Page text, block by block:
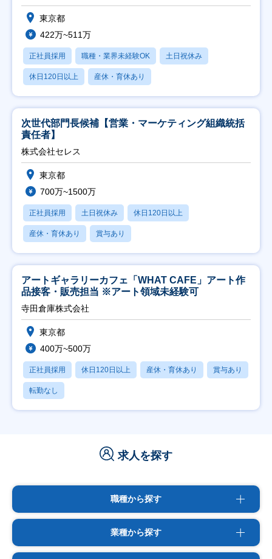
東京都
422万~511万
正社員採用 職種・業界未経験OK 土日祝休み
休日120日以上 産休・育休あり
次世代部門長候補【営業・マーケティング組織統括
責任者】
株式会社セレス
東京都
700万~1500万
正社員採用 土日祝休み 休日120日以上
産休・育休あり 賞与あり
アートギャラリーカフェ「WHAT CAFE」アート作
品接客・販売担当 ※アート領域未経験可
寺田倉庫株式会社
東京都
400万~500万
正社員採用 休日120日以上 産休・育休あり 賞与あり
転勤なし
求人を探す
職種から探す
業種から探す